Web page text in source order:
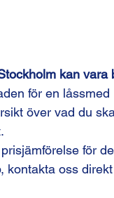
kan
för en
över vad du
för
kontakta oss